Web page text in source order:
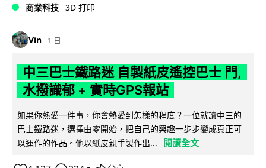
商業科技 3D 打印
Vin 1 日
中三巴士鐵路迷 自製紙皮遙控巴士 門,
水撥識郁 + 實時GPS報站
如果你熱愛一件事，你會熱愛到怎樣的程度？一位就讀中三的
巴士鐵路迷，選擇由零開始，把自己的興趣一步步變成真正可
以運作的作品。他以紙皮親手製作出...
閱讀全文